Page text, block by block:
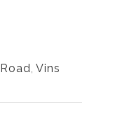
Road, Vins